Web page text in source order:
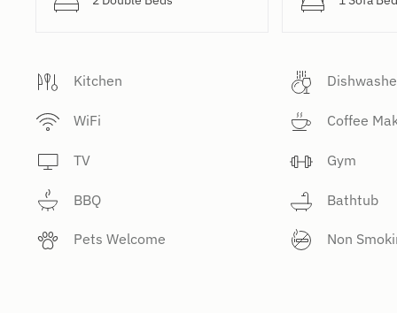
Kitchen
WiFi Coffee
TV Gym
BBQ Bathtub
Pets Welcome Non